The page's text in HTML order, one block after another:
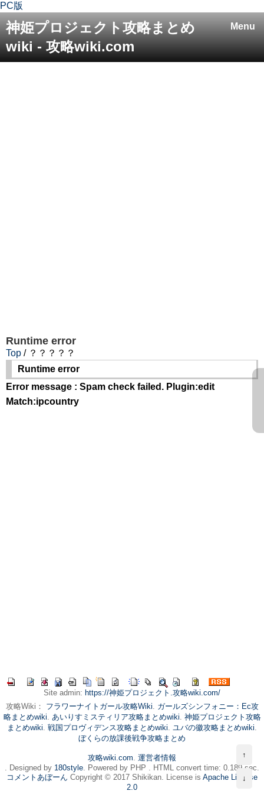
PC版
Menu
神姫プロジェクト攻略まとめ
wiki - 攻略wiki.com
Runtime error
Top / ？？？？？
Runtime error
Error message : Spam check failed. Plugin:edit
Match:ipcountry
Site admin: https://神姫プロジェクト.攻略wiki.com/
攻略Wiki： フラワーナイトガール攻略Wiki. ガールズシンフォニー：Ec攻
略まとめwiki. あいりすミスティリア攻略まとめwiki. 神姫プロジェクト攻略
まとめwiki. 戦国プロヴィデンス攻略まとめwiki. ユバの徽攻略まとめwiki.
ぼくらの放課後戦争攻略まとめ
攻略wiki.com. 運営者情報
. Designed by 180style. Powered by PHP . HTML convert time: 0.189 sec.
コメントあぼーん Copyright © 2017 Shikikan. License is Apache License
2.0
↑
↓